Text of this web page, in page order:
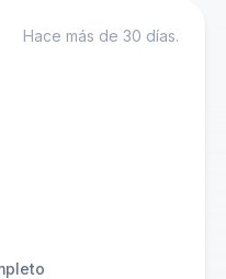
Hace más de 30 días.